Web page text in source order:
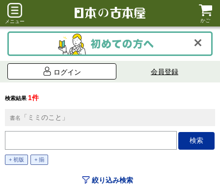
メニュー かご
ログイン 会員登録
検索結果 1件
書名 「ミミのこと」
+ 初版 + 揃
絞り込み検索